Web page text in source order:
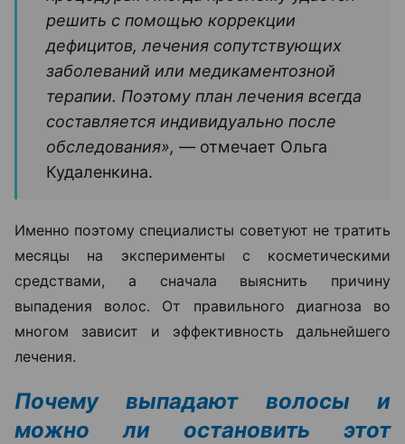
решить с помощью коррекции
дефицитов, лечения сопутствующих
заболеваний или медикаментозной
терапии. Поэтому план лечения всегда
составляется индивидуально после
обследования», — отмечает Ольга
Кудаленкина.
Именно поэтому специалисты советуют не тратить
месяцы на эксперименты с косметическими
средствами, а сначала выяснить причину
выпадения волос. От правильного диагноза во
многом зависит и эффективность дальнейшего
лечения.
Почему выпадают волосы и
можно ли остановить этот